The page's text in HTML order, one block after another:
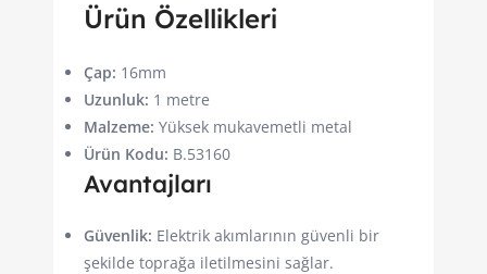
Ürün Özellikleri
Çap: 16mm
Uzunluk: 1 metre
Malzeme: Yüksek mukavemetli metal
Ürün Kodu: B.53160
Avantajları
Güvenlik: Elektrik akımlarının güvenli bir
şekilde toprağa iletilmesini sağlar.